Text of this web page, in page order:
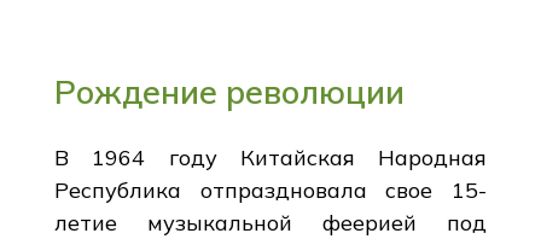
Рождение революции
В 1964 году Китайская Народная
Республика отпраздновала свое 15-
летие музыкальной феерией под